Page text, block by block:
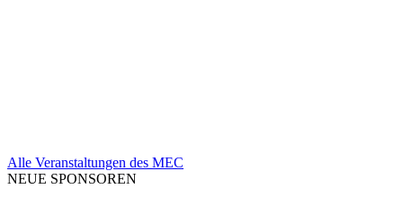
Alle Veranstaltungen des MEC
NEUE SPONSOREN